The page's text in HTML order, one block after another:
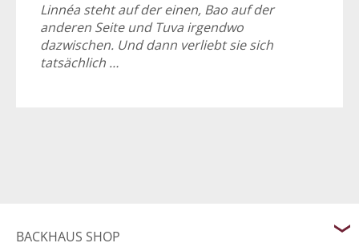
Linnéa steht auf der einen, Bao auf der
anderen Seite und Tuva irgendwo
dazwischen. Und dann verliebt sie sich
tatsächlich …
BACKHAUS SHOP